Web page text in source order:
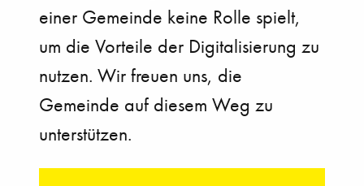
einer Gemeinde keine Rolle spielt,
um die Vorteile der Digitalisierung zu
nutzen. Wir freuen uns, die
Gemeinde auf diesem Weg zu
unterstützen.